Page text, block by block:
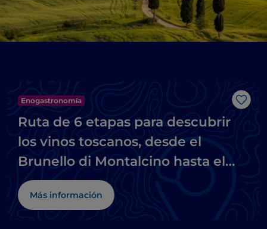
Me
Enogastronomía
Ruta de 6 etapas para descubrir
los vinos toscanos, desde el
Brunello di Montalcino hasta el
Chianti
Más información